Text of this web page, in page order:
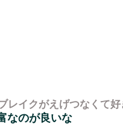
レイクがえげつなくて好
なのが良いな